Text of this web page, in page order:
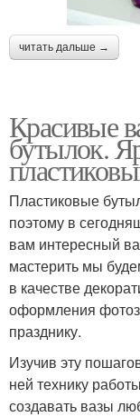
читать дальше →
Красивые
бутылок.
Пластиковые
поэтому в
вам интересный
мастерить мы
в качестве
оформления
празднику.
Изучив эту
ней технику
создавать вазы